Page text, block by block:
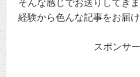
そんな感じでお送りしてき
経験から色んな記事をお届
スポンサ